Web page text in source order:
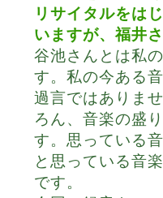
リサイタルをは
いますが、福井
谷池さんとは私
す。私の今ある
過言ではありま
ろん、音楽の盛
す。思っている
と思っている音
です。